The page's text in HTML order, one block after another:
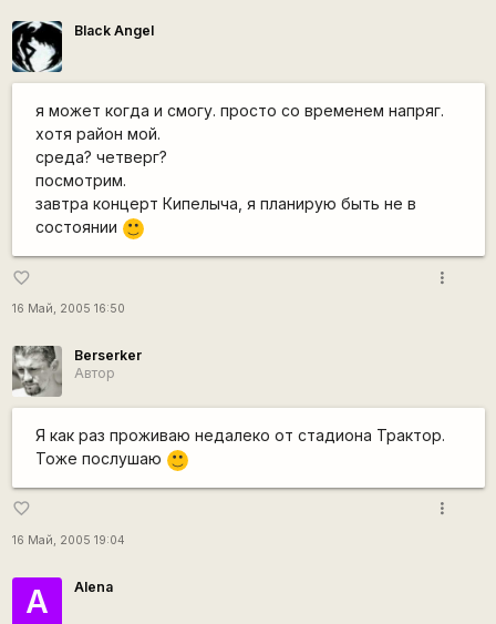
Black Angel
я может когда и смогу. просто со временем напряг.
хотя район мой.
среда? четверг?
посмотрим.
завтра концерт Кипелыча, я планирую быть не в
состоянии
:)
favorite_border
16 Май, 2005 16:50
more_vert
Berserker
Автор
Я как раз проживаю недалеко от стадиона Трактор.
Тоже послушаю
:)
favorite_border
16 Май, 2005 19:04
more_vert
А Alena